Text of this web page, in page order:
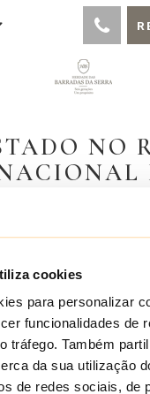
cookies
para personalizar
funcionalidades de
tráfego. Também
da sua utilização
de redes sociais, de
NO
COM